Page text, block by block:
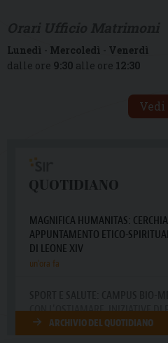
Lunedì - Mercoledì - Venerdì
dalle ore 9:30 alle ore 12:30